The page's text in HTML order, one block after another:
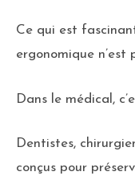
Ce qui est
ergonomique n’est
Dans le médical,
Dentistes,
conçus pour